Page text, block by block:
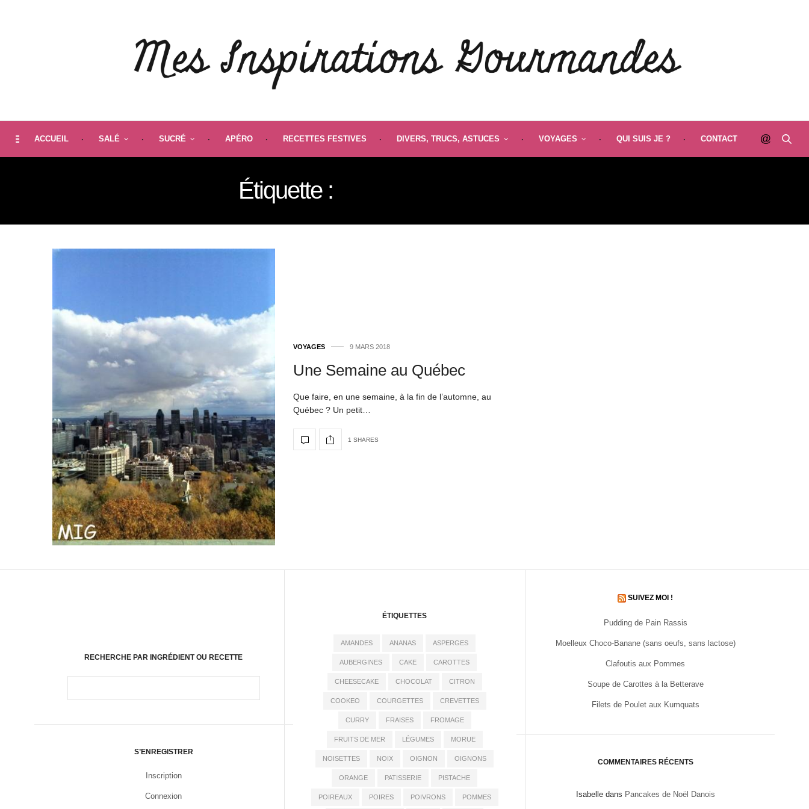
ACCUEIL SALÉ SUCRÉ APÉRO RECETTES FESTIVES DIVERS, TRUCS, ASTUCES VOYAGES QUI SUIS JE ? CONTACT
Étiquette :
VOYAGES 9 MARS 2018
Une Semaine au Québec
Que faire, en une semaine, à la fin de l’automne, au
Québec ? Un petit…
1 SHARES
RECHERCHE PAR INGRÉDIENT OU RECETTE
S’ENREGISTRER
Inscription
Connexion
ÉTIQUETTES
AMANDES ANANAS ASPERGES
AUBERGINES CAKE CAROTTES
CHEESECAKE CHOCOLAT CITRON
COOKEO COURGETTES CREVETTES
CURRY FRAISES FROMAGE
FRUITS DE MER LÉGUMES MORUE
NOISETTES NOIX OIGNON OIGNONS
ORANGE PATISSERIE PISTACHE
POIREAUX POIRES POIVRONS POMMES
SUIVEZ MOI !
Pudding de Pain Rassis
Moelleux Choco-Banane (sans oeufs, sans lactose)
Clafoutis aux Pommes
Soupe de Carottes à la Betterave
Filets de Poulet aux Kumquats
COMMENTAIRES RÉCENTS
Isabelledans Pancakes de Noël Danois